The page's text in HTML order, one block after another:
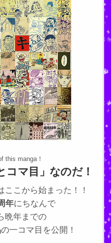
this manga！
コマ目」なのだ！
こから始まった！！
年にちなんで
晩年までの
の一コマ目を公開！